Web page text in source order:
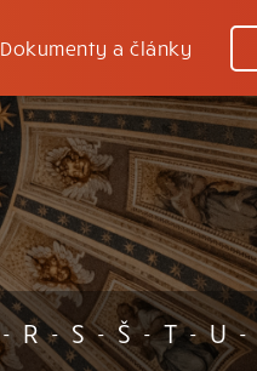
Dokumenty a články
- R - S - Š - T - U -